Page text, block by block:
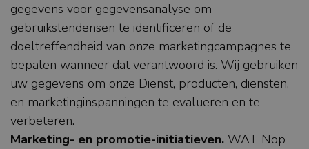
gegevens voor gegevensanalyse om
gebruikstendensen te identificeren of de
doeltreffendheid van onze marketingcampagnes te
bepalen wanneer dat verantwoord is. Wij gebruiken
uw gegevens om onze Dienst, producten, diensten,
en marketinginspanningen te evalueren en te
verbeteren.
Marketing- en promotie-initiatieven. WAT Nop